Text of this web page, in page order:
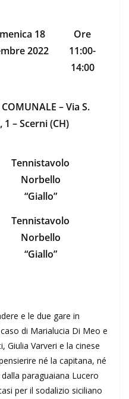
18
2022
Ore
11:00-
14:00
COMUNALE – Via S.
1 – Scerni (CH)
Tennistavolo
Norbello
“Giallo”
Tennistavolo
Norbello
“Giallo”
e le due gare in
di Marialucia Di Meo e
Giulia Varveri e la cinese
né la capitana, né
paraguaiana Lucero
per il sodalizio siciliano